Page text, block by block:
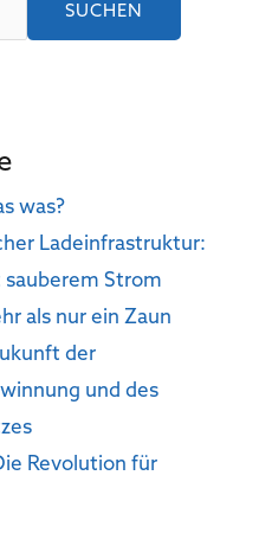
SUCHEN
was?
Ladeinfrastruktur:
Strom
als nur ein Zaun
der
und des
Revolution für